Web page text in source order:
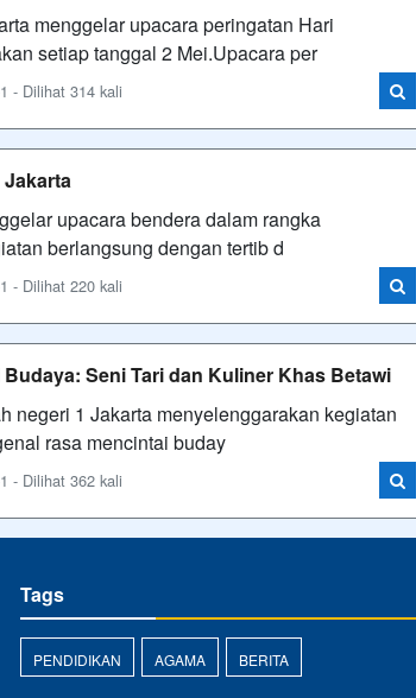
menggelar upacara peringatan Hari
setiap tanggal 2 Mei.Upacara per
- Dilihat 314 kali
Jakarta
upacara bendera dalam rangka
berlangsung dengan tertib d
- Dilihat 220 kali
Seni Tari dan Kuliner Khas Betawi
1 Jakarta menyelenggarakan kegiatan
rasa mencintai buday
- Dilihat 362 kali
Tags
PENDIDIKAN AGAMA BERITA